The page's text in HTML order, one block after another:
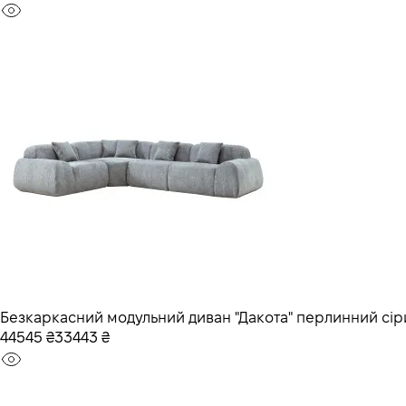
Безкаркасний модульний диван "Дакота" перлинний
44545 ₴33443 ₴